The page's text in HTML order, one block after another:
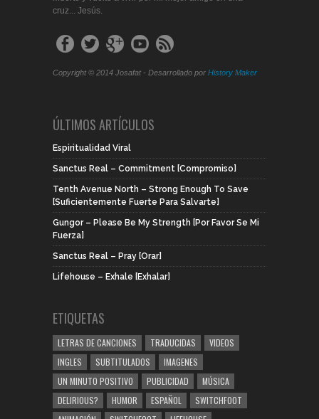
cruz... Jesús.
Copyright © 2014 Josafat - Desarrollado por History Maker
ÚLTIMOS ARTÍCULOS
Espiritualidad Viral
Sanctus Real – Commitment [Compromiso]
Tenth Avenue North – Strong Enough To Save
[Suficientemente Fuerte Para Salvarte]
Gungor – Please Be My Strength [Por Favor Se Mi
Fuerza]
Sanctus Real – Pray [Orar]
Lifehouse – Exhale [Exhalar]
ETIQUETAS
LETRAS DE CANCIONES TRADUCIDAS
VIDEOS
INGLES
SUBTITULADOS
IMAGENES
UN MINUTO POSITIVO
PUBLICIDAD
MÚSICA
DELIRIOUS?
HUMOR ESPAÑOL
SWITCHFOOT